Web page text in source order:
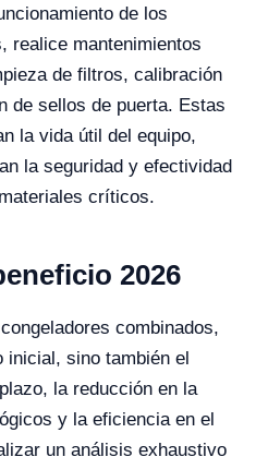
de los
realice mantenimientos
de filtros, calibración
de sellos de puerta. Estas
la vida útil del equipo,
la seguridad y efectividad
críticos.
2026
combinados,
inicial, sino también el
la reducción en la
y la eficiencia en el
un análisis exhaustivo